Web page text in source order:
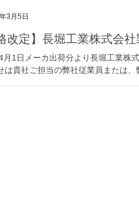
3月5日
改定】長堀工業株式会
月1日メーカ出荷分より長堀工業株
は貴社ご担当の弊社従業員または